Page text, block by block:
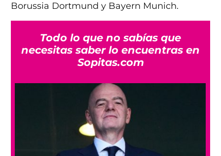
Borussia Dortmund y Bayern Munich.
Todo lo que no sabías que
necesitas saber lo encuentras en
Sopitas.com